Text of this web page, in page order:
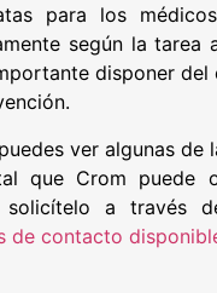
para los
según la tarea
disponer del
ver algunas de
que Crom puede
solicítelo a través
de contacto